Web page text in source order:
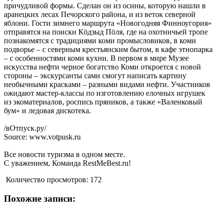
причудливой формы. Сделан он из осины, которую нашли в
аранецких лесах Печорского района, и из веток северной
яблони. Гости зимнего маршрута «Новогодняя Финноугория»
отправятся на поиски Кöдзыд Пöля, где на охотничьей тропе
познакомятся с традициями коми промысловиков, в коми
подворье – с северным крестьянским бытом, в кафе этнопарка
– с особенностями коми кухни. В первом в мире Музее
искусства нефти черное богатство Коми откроется с новой
стороны – экскурсанты сами смогут написать картину
необычными красками – разными видами нефти. Участников
ожидают мастер-классы по изготовлению елочных игрушек
из экоматериалов, роспись пряников, а также «Валенковый
бум» и ледовая дискотека.
/вОтпуск.ру/
Source: www.votpusk.ru
Все новости туризма в одном месте.
С уважением, Команда RestMeBest.ru!
Количество просмотров: 172
Похожие записи: